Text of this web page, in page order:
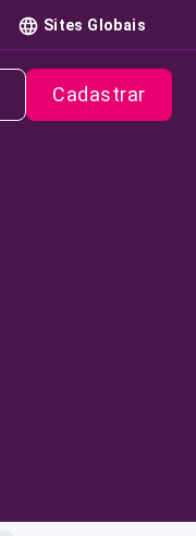
Sites Globais
Cadastrar